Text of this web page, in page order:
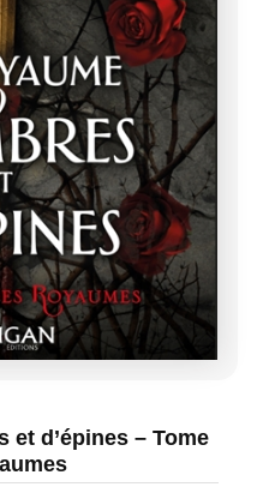
et d’épines – Tome